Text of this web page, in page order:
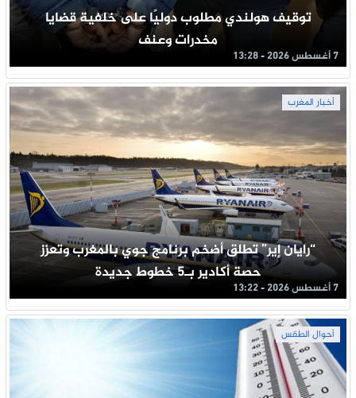
توقيف هولندي مطلوب دوليًا على خلفية قضايا
مخدرات وعنف
7 أغسطس 2026 - 13:28
أخبار المغرب
“رايان إير” تطلق أضخم برنامج جوي بالمغرب وتعزز
حصة أكادير بـ5 خطوط جديدة
7 أغسطس 2026 - 13:22
أحوال الطقس